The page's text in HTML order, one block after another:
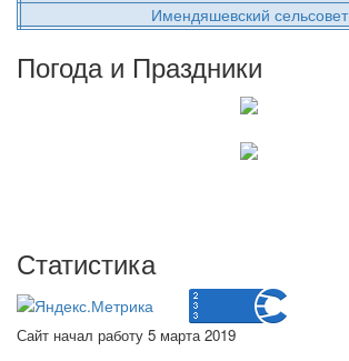
Имендяшевский сельсовет
Погода и Праздники
Статистика
Сайт начал работу 5 марта 2019